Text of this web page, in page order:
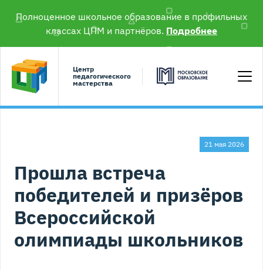
Полноценное школьное образование в профильных
классах ЦПМ и партнёров. Подробнее
Центр
педагогического
мастерства
21 мая 2026
Прошла встреча
победителей и призёров
Всероссийской
олимпиады школьников